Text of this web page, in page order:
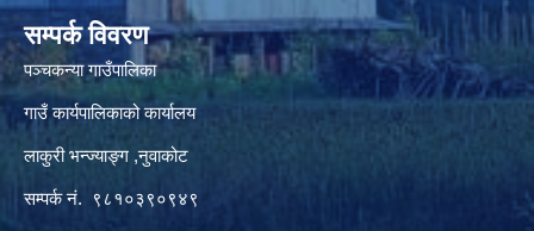
सम्पर्क विवरण
पञ्‍चकन्या गाउँपालिका
गाउँ कार्यपालिकाको कार्यालय
लाकुरी भन्ज्याङ्ग ,नुवाकोट
सम्पर्क नं. ९८१०३९०९४९